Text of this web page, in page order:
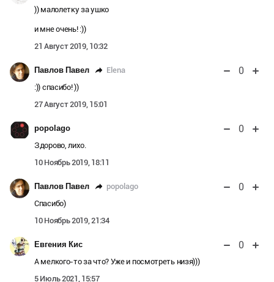
)) малолетку за ушко
и мне очень! :))
21 Август 2019, 10:32
Павлов Павел Elena 0
:)) спасибо! ))
27 Август 2019, 15:01
popolago 0
Здорово, лихо.
10 Ноябрь 2019, 18:11
Павлов Павел popolago 0
Спасибо)
10 Ноябрь 2019, 21:34
Евгения Кис 0
А мелкого-то за что? Уже и посмотреть низя)))
5 Июль 2021, 15:57